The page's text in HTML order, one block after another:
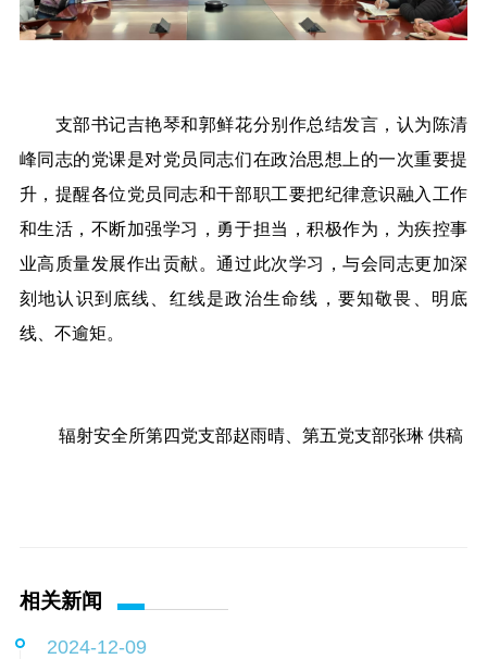
支部书记吉艳琴和郭鲜花分别作总结发言，认为陈清
峰同志的党课是对党员同志们在政治思想上的一次重要提
升，提醒各位党员同志和干部职工要把纪律意识融入工作
和生活，不断加强学习，勇于担当，积极作为，为疾控事
业高质量发展作出贡献。通过此次学习，与会同志更加深
刻地认识到底线、红线是政治生命线，要知敬畏、明底
线、不逾矩。
辐射安全所第四党支部赵雨晴 、第五党支部张琳 供稿
相关新闻
2024-12-09